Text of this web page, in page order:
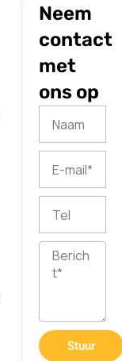
Neem
contact
met
ons op
mail
Bericht
Stuur